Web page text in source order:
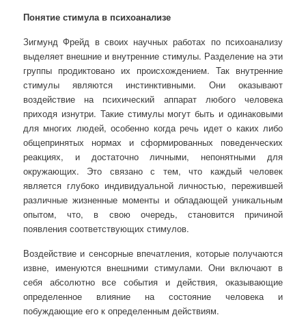
Понятие стимула в психоанализе
Зигмунд Фрейд в своих научных работах по психоанализу
выделяет внешние и внутренние стимулы. Разделение на эти
группы продиктовано их происхождением. Так внутренние
стимулы являются инстинктивными. Они оказывают
воздействие на психический аппарат любого человека
приходя изнутри. Такие стимулы могут быть и одинаковыми
для многих людей, особенно когда речь идет о каких либо
общепринятых нормах и сформированных поведенческих
реакциях, и достаточно личными, непонятными для
окружающих. Это связано с тем, что каждый человек
является глубоко индивидуальной личностью, пережившей
различные жизненные моменты и обладающей уникальным
опытом, что, в свою очередь, становится причиной
появления соответствующих стимулов.
Воздействие и сенсорные впечатления, которые получаются
извне, именуются внешними стимулами. Они включают в
себя абсолютно все события и действия, оказывающие
определенное влияние на состояние человека и
побуждающие его к определенным действиям.